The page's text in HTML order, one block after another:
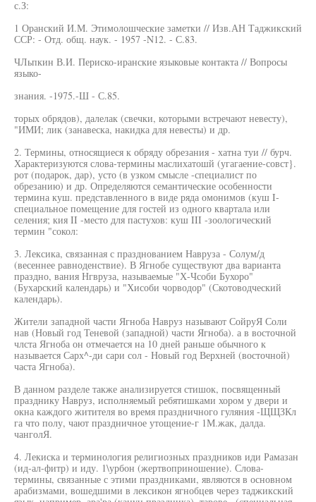
с.З:
1 Оранский И.М. Этимолошческие заметки // Изв.АН Таджикский
ССР: - Отд. общ. наук. - 1957 -N12. - С.83.
ЧЛьпкин В.И. Периско-иранские языковые контакта // Вопросы
языко-
знания. -1975.-Ш - С.85.
торых обрядов), далелак (свечки, которыми встречают невесту),
"ИМИ; лик (занавеска, накидка для невесты) и др.
2. Термины, относящиеся к обряду обрезания - хатна туи // бурч.
Характеризуются слова-термины маслихатошй (угагаение-совст}.
рот (подарок, дар), усто (в узком смысле -специалист по
обрезанию) и др. Определяются семантические особенности
термина куш. представленного в виде ряда омонимов (куш I-
специальное помещение для гостей из одного квартала или
селения; кия II -место для пастухов: куш III -зоологический
термин "сокол:
3. Лексика, связанная с празднованием Навруза - Солум/д
(весеннее равноденствие). В Ягнобе существуют два варианта
праздно, вания Нгвруза, называемые "Х-Чсоби Бухоро"
(Бухарский календарь) и "Хисоби чорводор" (Скотоводческий
календарь).
Жители западной части Ягноба Навруз называют СойруЯ Соли
нав (Новый год Теневой (западной) части Ягноба). а в восточной
члста Ягноба он отмечается на 10 дней раньше обычного к
называется Сарх^-ди сари сол - Новый год Верхней (восточной)
часта Ягноба).
В данном разделе также анализируется стишок, посвященный
празднику Навруз, исполняемый ребятишками хором у двери и
окна каждого житителя во время праздничного гуляния -ЩЩЗКл
га что полу, чают праздничное утощение-г 1М.жак, далда.
чанголЯ.
4. Лекиска и терминология религиозных праздников иди Рамазан
(ид-ал-фитр) и иду. 1\урбон (жертвоприношение). Слова-
термины, связанные с этими праздниками, являются в основном
арабизмами, вошедшими в лексикон ягнобцев через таджикский